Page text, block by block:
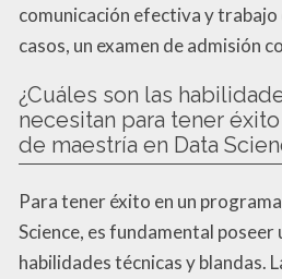
comunicación efectiva y trabajo
casos, un examen de admisión
¿Cuáles son las
necesitan para tener
de maestría en Data
Para tener éxito en un
Science, es fundamental poseer
habilidades técnicas y blandas.